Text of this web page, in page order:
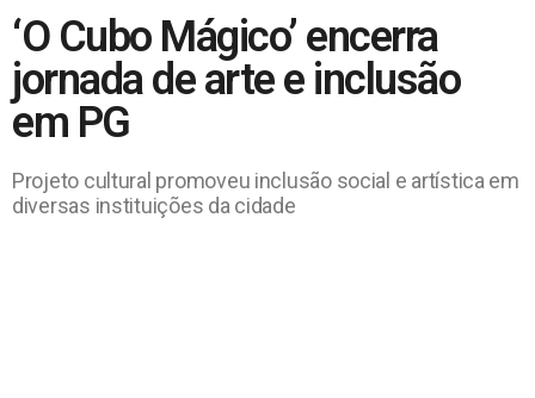
‘O Cubo Mágico’ encerra
jornada de arte e inclusão
em PG
Projeto cultural promoveu inclusão social e artística em
diversas instituições da cidade